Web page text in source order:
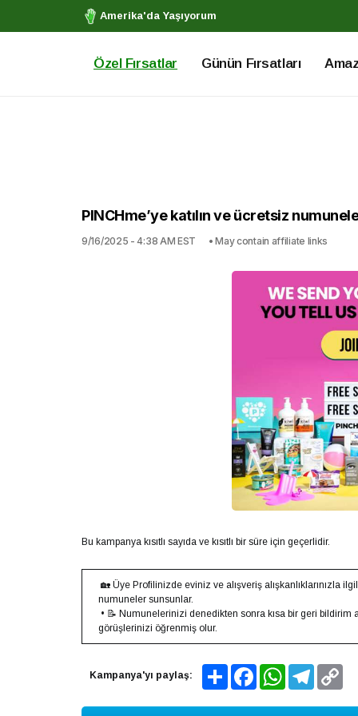
Amerika'da Yaşıyorum
Özel Fırsatlar Günün Fırsatları
PINCHme’ye katılın ve ücretsiz
9/16/2025 - 4:38 AM EST • May contain affiliate links
Bu kampanya kısıtlı sayıda ve kısıtlı bir süre için geçerlidir.
🏡 Üye Profilinizde eviniz ve alışveriş alışkanlıklarınızla
numuneler sunsunlar.
• 📝 Numunelerinizi denedikten sonra kısa bir geri
görüşlerinizi öğrenmiş olur.
Kampanya'yı paylaş: Share FacebookWhatsAppTelegram